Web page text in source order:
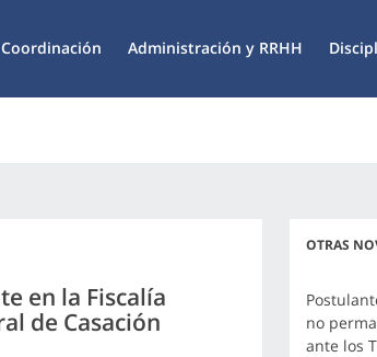
Coordinación Administración y RRHH
en la Fiscalía
de Casación
OTRAS
no
ante los